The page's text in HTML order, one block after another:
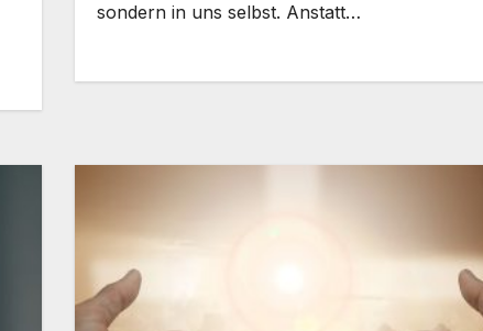
sondern in uns selbst. Anstatt…